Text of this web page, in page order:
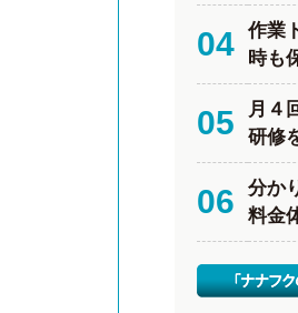
04
作業
時も
05
月４
研修
06
分か
料金